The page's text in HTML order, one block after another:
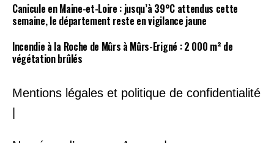
Canicule en Maine-et-Loire : jusqu’à 39°C attendus cette
semaine, le département reste en vigilance jaune
Incendie à la Roche de Mûrs à Mûrs-Erigné : 2 000 m² de
végétation brûlés
Mentions légales et politique de confidentialité